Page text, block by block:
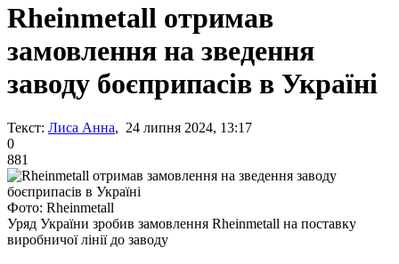
Rheinmetall отримав
замовлення на зведення
заводу боєприпасів в Україні
Текст: Лиса Анна, 24 липня 2024, 13:17
0
881
Фото: Rheinmetall
Уряд України зробив замовлення Rheinmetall на поставку
виробничої лінії до заводу